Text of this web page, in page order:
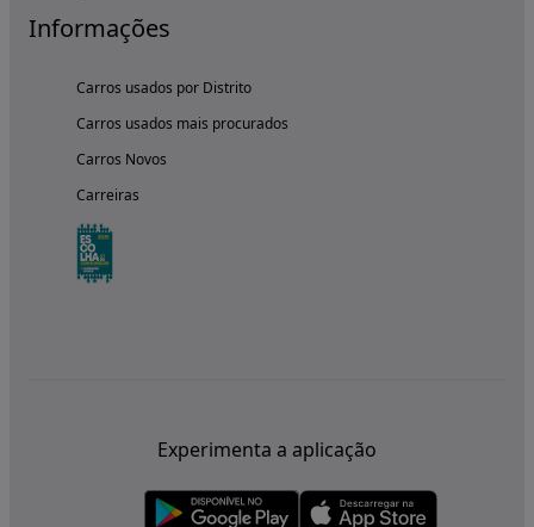
Informações
Carros usados por Distrito
Carros usados mais procurados
Carros Novos
Carreiras
Experimenta a aplicação